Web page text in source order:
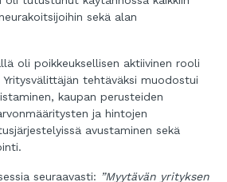
sekä alan
oli poikkeuksellisen aktiivinen rooli
tehtäväksi muodostui
kaupan perusteiden
ja hintojen
avustaminen sekä
seuraavasti: ”Myytävän yrityksen